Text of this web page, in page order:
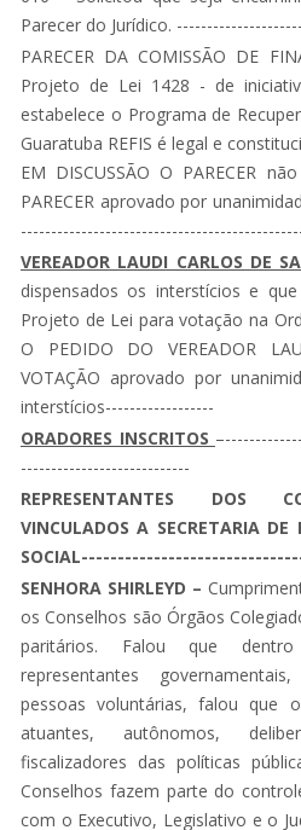
Parecer do Jurídico.
PARECER DA COMISSÃO DE
Projeto de Lei 1428 - de
estabelece o Programa de
Guaratuba REFIS é legal e
EM DISCUSSÃO O PARECER
PARECER aprovado por
VEREADOR LAUDI CARLOS DE
dispensados os interstícios e
Projeto de Lei para votação na
O PEDIDO DO VEREADOR
VOTAÇÃO aprovado por
interstícios------------------
ORADORES INSCRITOS
----------------------------
REPRESENTANTES DOS
VINCULADOS A SECRETARIA
SENHORA SHIRLEYD –
os Conselhos são Órgãos
paritários. Falou que
representantes
pessoas voluntárias, falou que
atuantes, autônomos,
fiscalizadores das políticas
Conselhos fazem parte do
com o Executivo, Legislativo e o